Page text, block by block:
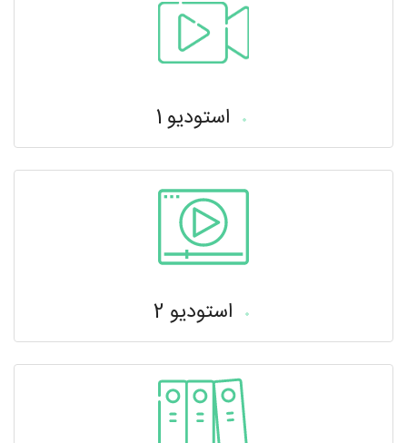
استودیو 1
استودیو 2